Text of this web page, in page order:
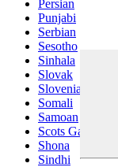
Persian
Punjabi
Serbian
Sesotho
Sinhala
Slovak
Slovenian
Somali
Samoan
Scots Gaelic
Shona
Sindhi